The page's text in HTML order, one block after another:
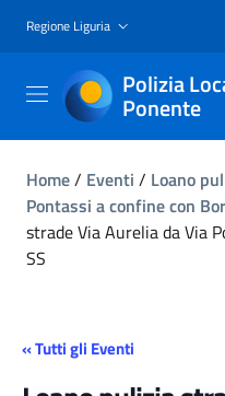
Regione Liguria
Polizia
Ponente
Home/ Eventi / Loano
Pontassi a confine con
strade Via Aurelia da Via
SS
« Tutti gli Eventi